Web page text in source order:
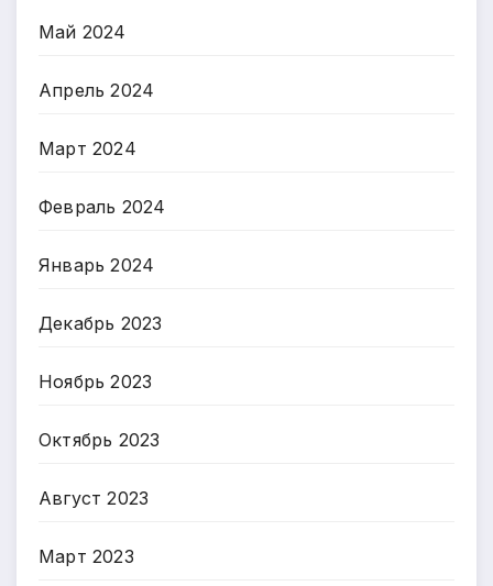
Май 2024
Апрель 2024
Март 2024
Февраль 2024
Январь 2024
Декабрь 2023
Ноябрь 2023
Октябрь 2023
Август 2023
Март 2023